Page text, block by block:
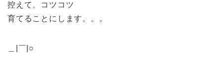
控えて、コツコツ
育てることにします。。。
＿|￣|○